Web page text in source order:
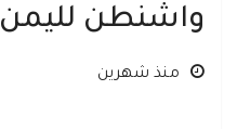
واشنطن لليمن
منذ شهرين